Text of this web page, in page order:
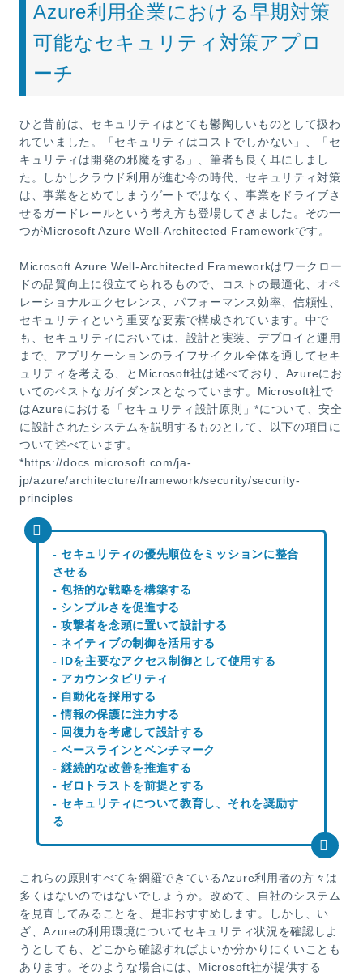
Azure利用企業における早期対策
可能なセキュリティ対策アプロ
ーチ
ひと昔前は、セキュリティはとても鬱陶しいものとして扱わ
れていました。「セキュリティはコストでしかない」、「セ
キュリティは開発の邪魔をする」、筆者も良く耳にしまし
た。しかしクラウド利用が進む今の時代、セキュリティ対策
は、事業をとめてしまうゲートではなく、事業をドライブさ
せるガードレールという考え方も登場してきました。その一
つがMicrosoft Azure Well-Architected Frameworkです。
Microsoft Azure Well-Architected Frameworkはワークロー
ドの品質向上に役立てられるもので、コストの最適化、オペ
レーショナルエクセレンス、パフォーマンス効率、信頼性、
セキュリティという重要な要素で構成されています。中で
も、セキュリティにおいては、設計と実装、デプロイと運用
まで、アプリケーションのライフサイクル全体を通してセキ
ュリティを考える、とMicrosoft社は述べており、Azureにお
いてのベストなガイダンスとなっています。Microsoft社で
はAzureにおける「セキュリティ設計原則」*について、安全
に設計されたシステムを説明するものとして、以下の項目に
ついて述べています。
*https://docs.microsoft.com/ja-
jp/azure/architecture/framework/security/security-
principles
- セキュリティの優先順位をミッションに整合
させる
- 包括的な戦略を構築する
- シンプルさを促進する
- 攻撃者を念頭に置いて設計する
- ネイティブの制御を活用する
- IDを主要なアクセス制御として使用する
- アカウンタビリティ
- 自動化を採用する
- 情報の保護に注力する
- 回復力を考慮して設計する
- ベースラインとベンチマーク
- 継続的な改善を推進する
- ゼロトラストを前提とする
- セキュリティについて教育し、それを奨励す
る
これらの原則すべてを網羅できているAzure利用者の方々は
多くはないのではないでしょうか。改めて、自社のシステム
を見直してみることを、是非おすすめします。しかし、い
ざ、Azureの利用環境についてセキュリティ状況を確認しよ
うとしても、どこから確認すればよいか分かりにくいことも
あります。そのような場合には、Microsoft社が提供する